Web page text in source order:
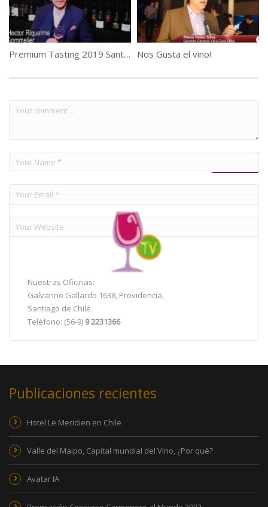
Premium Tasting 2019 Santiago Chile Nos Gusta el vino!
Nuestras Oficinas:
Galvarino Gallardo 1638, Providencia,
Santiago de Chile.
Teléfono: (56-9) 9 2231366
Publicaciones recientes
Hotel Le Meridien en Chile
Valle del Maipo, Capital mundial del Vino, ¿Por qué?
Avatar IA